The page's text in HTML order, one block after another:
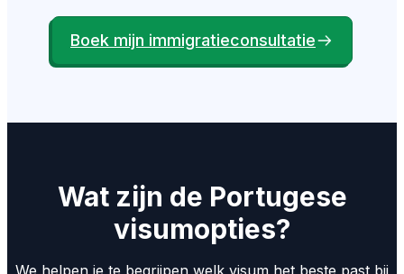
Boek mijn immigratieconsultatie
Wat zijn de Portugese
visumopties?
We helpen je te begrijpen welk visum het beste past bij